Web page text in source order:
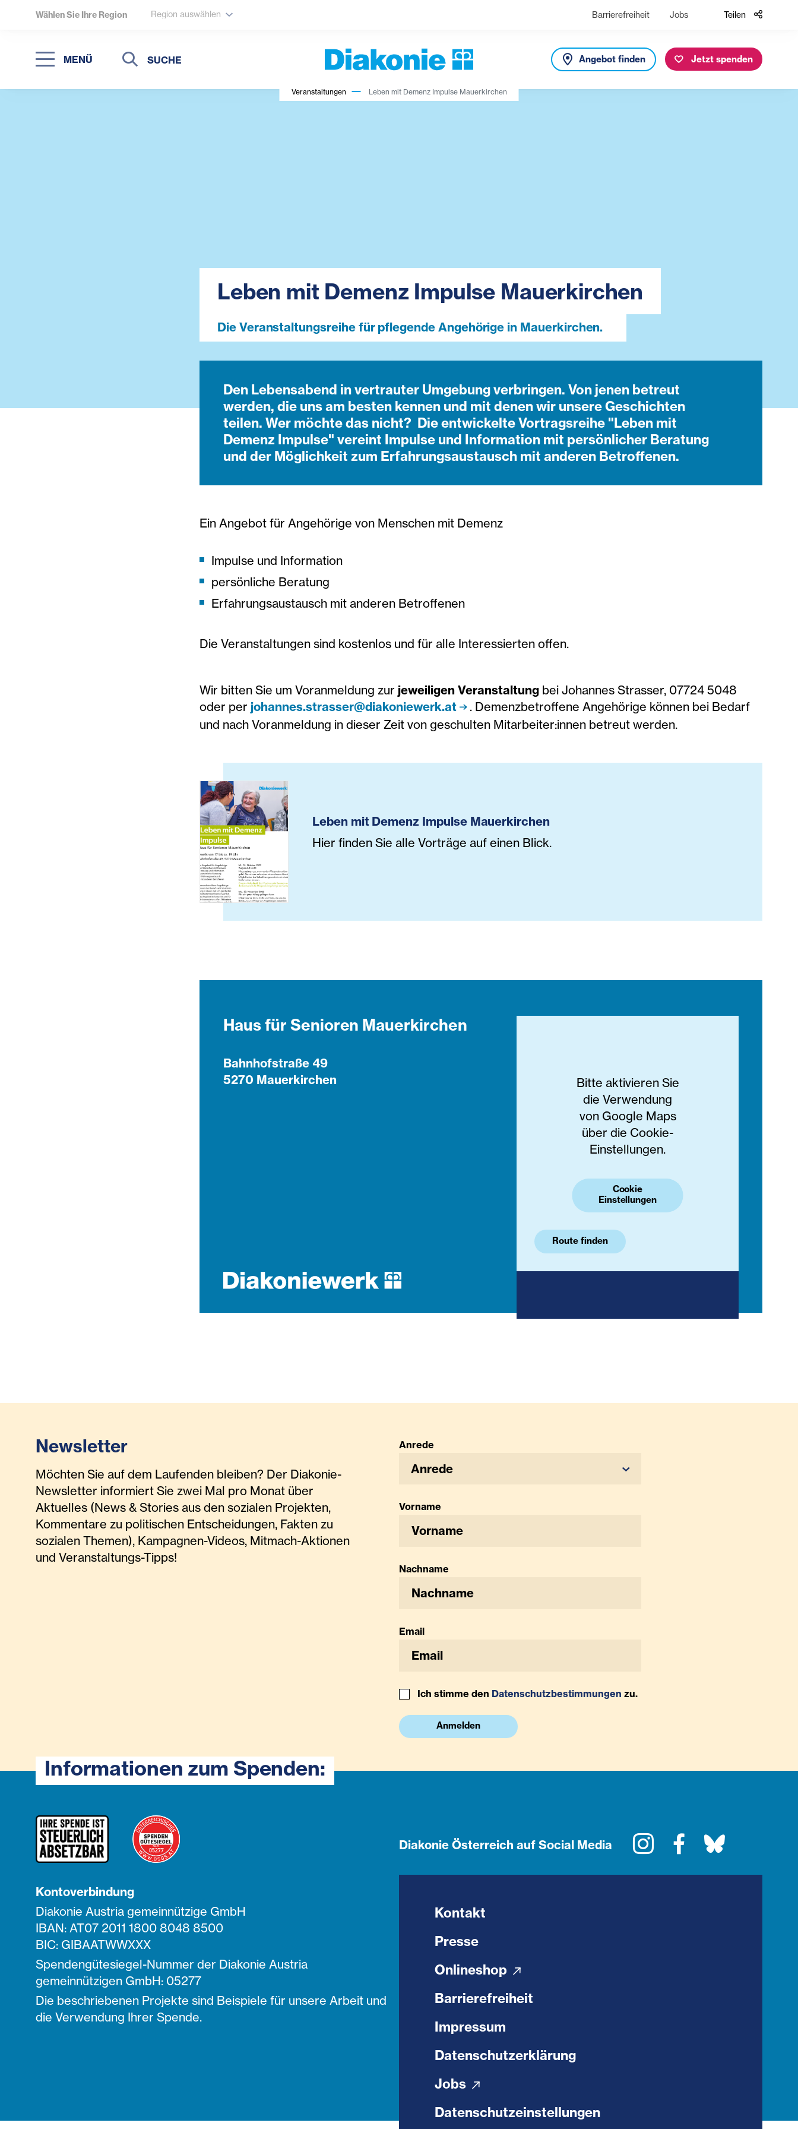
Wählen Sie Ihre Region Region auswählen Barrierefreiheit Jobs Teilen
MENÜ
Suche
Suche
Angebot finden Jetzt spenden
Veranstaltungen Leben mit Demenz Impulse Mauerkirchen
Leben mit Demenz Impulse Mauerkirchen
Die Veranstaltungsreihe für pflegende Angehörige in Mauerkirchen.
Den Lebensabend in vertrauter Umgebung verbringen. Von jenen betreut
werden, die uns am besten kennen und mit denen wir unsere Geschichten
teilen. Wer möchte das nicht? Die entwickelte Vortragsreihe "Leben mit
Demenz Impulse" vereint Impulse und Information mit persönlicher Beratung
und der Möglichkeit zum Erfahrungsaustausch mit anderen Betroffenen.
Ein Angebot für Angehörige von Menschen mit Demenz
Impulse und Information
persönliche Beratung
Erfahrungsaustausch mit anderen Betroffenen
Die Veranstaltungen sind kostenlos und für alle Interessierten offen.
Wir bitten Sie um Voranmeldung zur jeweiligen Veranstaltung bei Johannes Strasser, 07724 5048
oder per johannes.strasser@diakoniewerk.at
. Demenzbetroffene Angehörige können bei Bedarf
und nach Voranmeldung in dieser Zeit von geschulten Mitarbeiter:innen betreut werden.
Leben mit Demenz Impulse Mauerkirchen
Hier finden Sie alle Vorträge auf einen Blick.
Haus für Senioren Mauerkirchen
Bahnhofstraße 49
5270 Mauerkirchen
Bitte aktivieren Sie
die Verwendung
von Google Maps
über die Cookie-
Einstellungen.
Cookie
Einstellungen
Route finden
Newsletter
Möchten Sie auf dem Laufenden bleiben? Der Diakonie-
Newsletter informiert Sie zwei Mal pro Monat über
Aktuelles (News & Stories aus den sozialen Projekten,
Kommentare zu politischen Entscheidungen, Fakten zu
sozialen Themen), Kampagnen-Videos, Mitmach-Aktionen
und Veranstaltungs-Tipps!
Anrede
Anrede
Vorname
Nachname
Email
Ich stimme den Datenschutzbestimmungen zu.
Anmelden
Informationen zum Spenden:
Kontoverbindung
Diakonie Austria gemeinnützige GmbH
IBAN: AT07 2011 1800 8048 8500
BIC: GIBAATWWXXX
Spendengütesiegel-Nummer der Diakonie Austria
gemeinnützigen GmbH: 05277
Die beschriebenen Projekte sind Beispiele für unsere Arbeit und
die Verwendung Ihrer Spende.
Diakonie Österreich auf Social Media InstagramFacebook
Kontakt
Presse
Onlineshop
Barrierefreiheit
Impressum
Datenschutzerklärung
Jobs
Datenschutzeinstellungen